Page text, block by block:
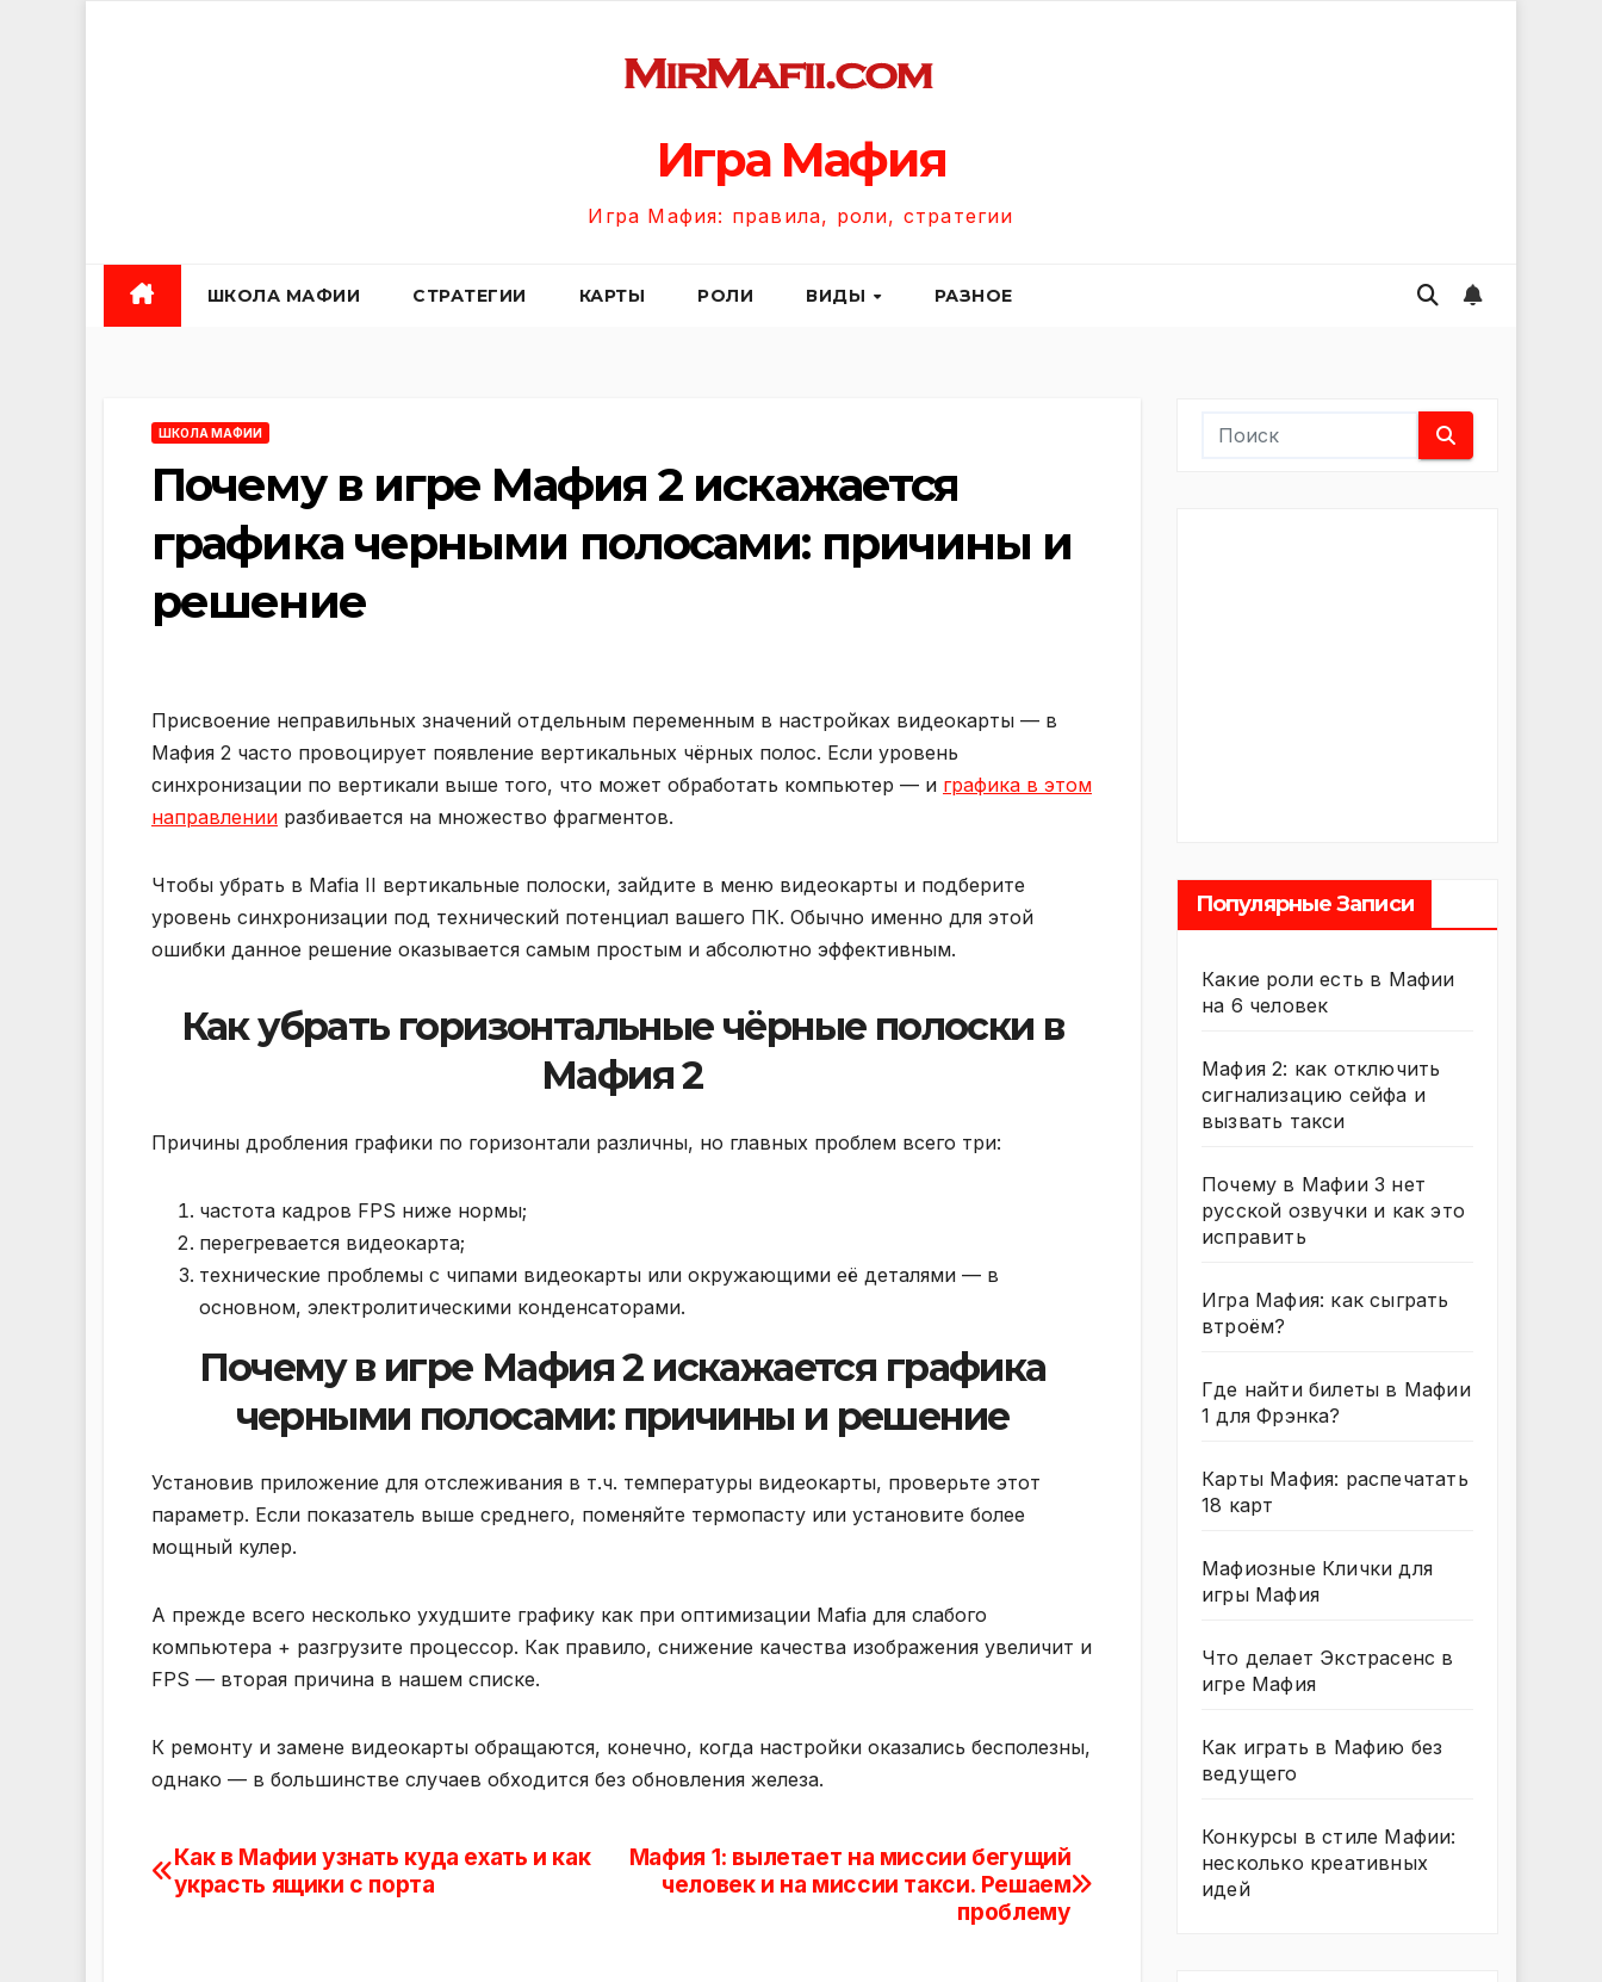
Игра Мафия
Игра Мафия: правила, роли, стратегии
ШКОЛА МАФИИ СТРАТЕГИИ КАРТЫ РОЛИ ВИДЫ РАЗНОЕ
ШКОЛА МАФИИ
Почему в игре Мафия 2 искажается
графика черными полосами: причины и
решение
Присвоение неправильных значений отдельным переменным в настройках видеокарты — в
Мафия 2 часто провоцирует появление вертикальных чёрных полос. Если уровень
синхронизации по вертикали выше того, что может обработать компьютер — и графика в этом
направлении разбивается на множество фрагментов.
Чтобы убрать в Mafia II вертикальные полоски, зайдите в меню видеокарты и подберите
уровень синхронизации под технический потенциал вашего ПК. Обычно именно для этой
ошибки данное решение оказывается самым простым и абсолютно эффективным.
Как убрать горизонтальные чёрные полоски в
Мафия 2
Причины дробления графики по горизонтали различны, но главных проблем всего три:
частота кадров FPS ниже нормы;
перегревается видеокарта;
технические проблемы с чипами видеокарты или окружающими её деталями — в
основном, электролитическими конденсаторами.
Почему в игре Мафия 2 искажается графика
черными полосами: причины и решение
Установив приложение для отслеживания в т.ч. температуры видеокарты, проверьте этот
параметр. Если показатель выше среднего, поменяйте термопасту или установите более
мощный кулер.
А прежде всего несколько ухудшите графику как при оптимизации Mafia для слабого
компьютера + разгрузите процессор. Как правило, снижение качества изображения увеличит и
FPS — вторая причина в нашем списке.
К ремонту и замене видеокарты обращаются, конечно, когда настройки оказались бесполезны,
однако — в большинстве случаев обходится без обновления железа.
Навигация
Мафия 1: вылетает на миссии бегущий
человек и на миссии такси. Решаем
проблему
Как в Мафии узнать куда ехать и как
украсть ящики с порта
Популярные Записи
Какие роли есть в Мафии
на 6 человек
Мафия 2: как отключить
сигнализацию сейфа и
вызвать такси
Почему в Мафии 3 нет
русской озвучки и как это
исправить
Игра Мафия: как сыграть
втроём?
Где найти билеты в Мафии
1 для Фрэнка?
Карты Мафия: распечатать
18 карт
Мафиозные Клички для
игры Мафия
Что делает Экстрасенс в
игре Мафия
Как играть в Мафию без
ведущего
Конкурсы в стиле Мафии:
несколько креативных
идей